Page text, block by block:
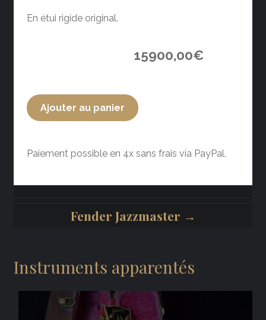
En étui rigide original.
15900,00€
Ajouter au panier
Paiement possible en 4x sans frais via PayPal.
Fender Jazzmaster →
Instruments apparentés